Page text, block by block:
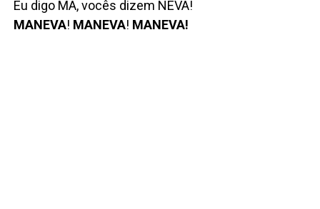
Eu digo MA, vocês dizem NEVA!
MANEVA! MANEVA! MANEVA!